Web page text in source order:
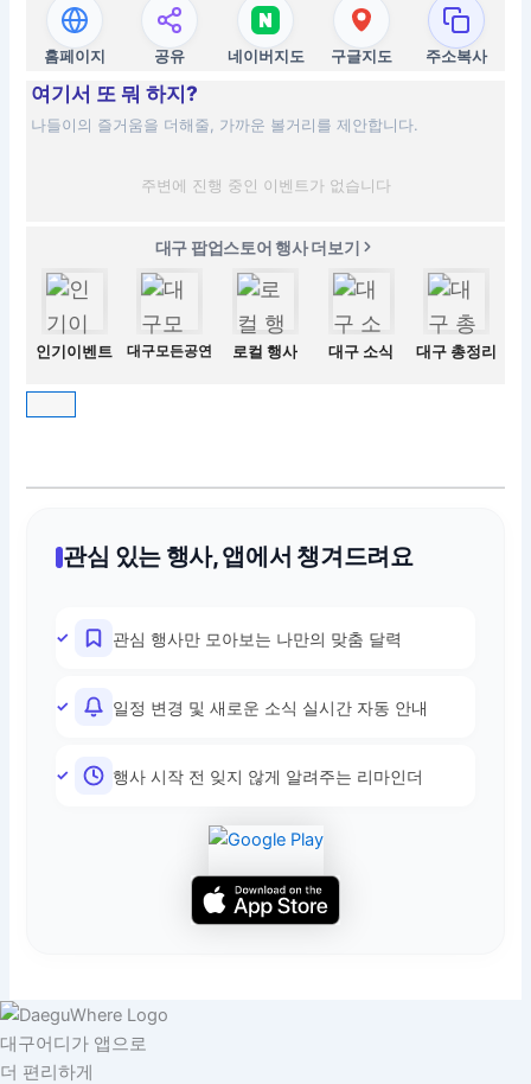
홈페이지 공유 네이버지도 구글지도 주소복사
여기서 또 뭐 하지?
나들이의 즐거움을 더해줄, 가까운 볼거리를 제안합니다.
주변에 진행 중인 이벤트가 없습니다
대구 팝업스토어 행사 더보기
인기이벤트 대구모든공연 로컬 행사 대구 소식 대구 총정리
관심 있는 행사, 앱에서 챙겨드려요
관심 행사만 모아보는 나만의 맞춤 달력
일정 변경 및 새로운 소식 실시간 자동 안내
행사 시작 전 잊지 않게 알려주는 리마인더
대구어디가 앱으로
더 편리하게